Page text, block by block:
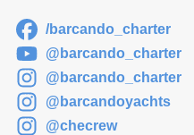
/barcando_charter
@barcando_charter
@barcando_charter
@barcandoyachts
@checrew